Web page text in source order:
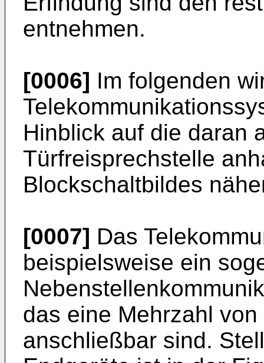
entnehmen.
[0006] Im folgenden
Hinblick auf die daran
Türfreisprechstelle
Blockschaltbildes
[0007] Das
beispielsweise ein
das eine Mehrzahl
anschließbar sind.